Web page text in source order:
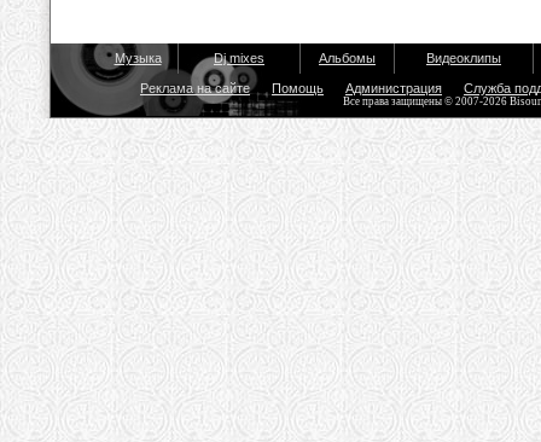
Музыка Dj mixes Альбомы Видеоклипы
Реклама на сайте Помощь Администрация Служба
Все права защищены © 2007-2026